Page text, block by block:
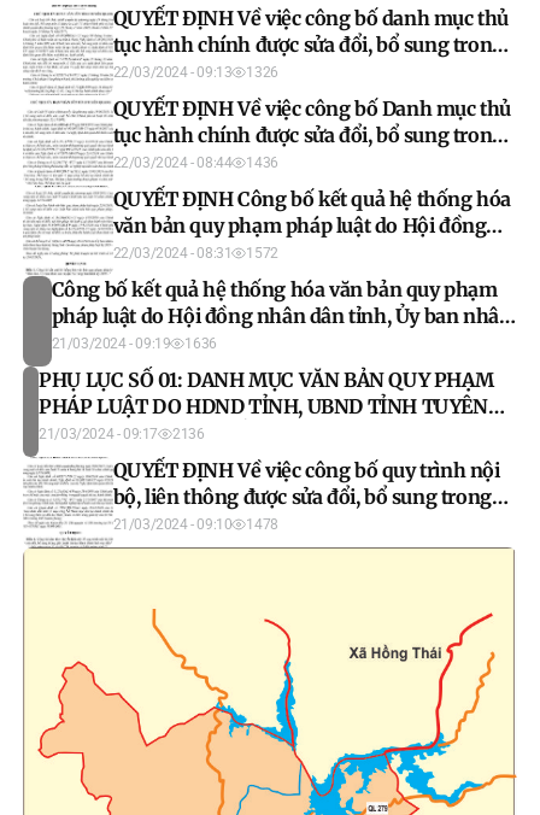
QUYẾT ĐỊNH Về việc công bố danh mục thủ
tục hành chính được sửa đổi, bổ sung trong
lĩnh vực trợ giúp pháp lý; Quy trình nội bộ
trong giải quyết thủ tục hành chính lĩnh vực
trợ giúp pháp lý thuộc thẩm quyền giải quyết
của Sở Tư pháp tỉnh Tuyên Quang
22/03/2024 - 09:13 1326
QUYẾT ĐỊNH Về việc công bố Danh mục thủ
tục hành chính được sửa đổi, bổ sung trong
lĩnh vực thi đua khen thưởng thuộc phạm vi
chức năng quản lý của Sở Văn hóa, Thể thao
và Du lịch tỉnh Tuyên Quang
22/03/2024 - 08:44 1436
QUYẾT ĐỊNH Công bố kết quả hệ thống hóa
văn bản quy phạm pháp luật do Hội đồng
nhân dân, Ủy ban nhân dân huyện Na Hang
ban hành kỳ 2019 - 2023
22/03/2024 - 08:31 1572
Công bố kết quả hệ thống hóa văn bản quy phạm
pháp luật do Hội đồng nhân dân tỉnh, Ủy ban nhân
dân tỉnh Tuyên Quang ban hành kỳ hệ thống hóa
2019 2023
21/03/2024 - 09:19 1636
PHỤ LỤC SỐ 01: DANH MỤC VĂN BẢN QUY PHẠM
PHÁP LUẬT DO HDND TỈNH, UBND TỈNH TUYÊN
QUANG BAN HÀNH HẾT HIỆU LỰC TOÀN BỘ
TRONG KỲ HỆ THỐNG HÓA 2019 - 2023 (Kèm theo
Quyết định số: 162/QĐ-UBND ngày 28/02/2024 của
Chủ tịch Ủy ban nhân dân tỉnh Tuyên Quang)
21/03/2024 - 09:17 2136
QUYẾT ĐỊNH Về việc công bố quy trình nội
bộ, liên thông được sửa đổi, bổ sung trong
giải quyết thủ tục hành chính lĩnh vực đất
đai thuộc phạm vi chức năng quản lý của Sở
21/03/2024 - 09:10 1478